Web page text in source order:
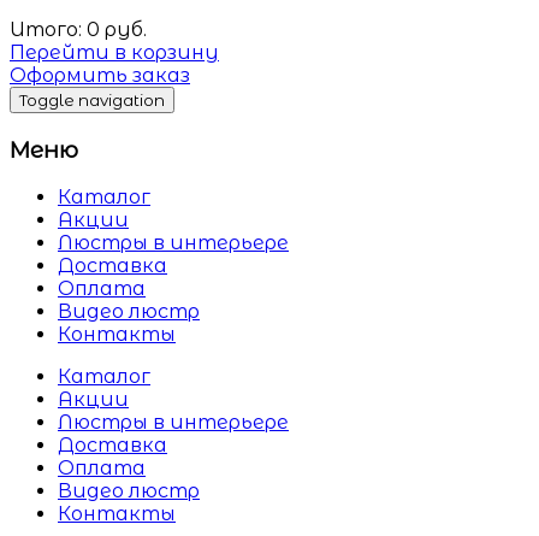
Итого: 0 руб.
Перейти в корзину
Оформить заказ
Toggle navigation
Меню
Каталог
Акции
Люстры в интерьере
Доставка
Оплата
Видео люстр
Контакты
Каталог
Акции
Люстры в интерьере
Доставка
Оплата
Видео люстр
Контакты